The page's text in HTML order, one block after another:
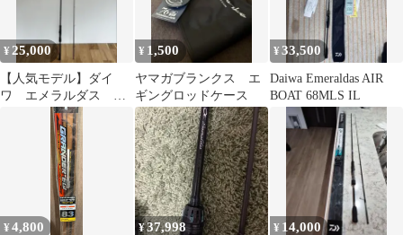
¥ 25,000
【人気モデル】ダイ
ワ エメラルダス MX
17 ロッド&リール セ
¥ 1,500
ヤマガブランクス エ
ギングロッドケース
¥33,500
Daiwa Emeraldas AIR
BOAT 68MLS IL
¥4,800 ¥37,998 ¥ 14,000